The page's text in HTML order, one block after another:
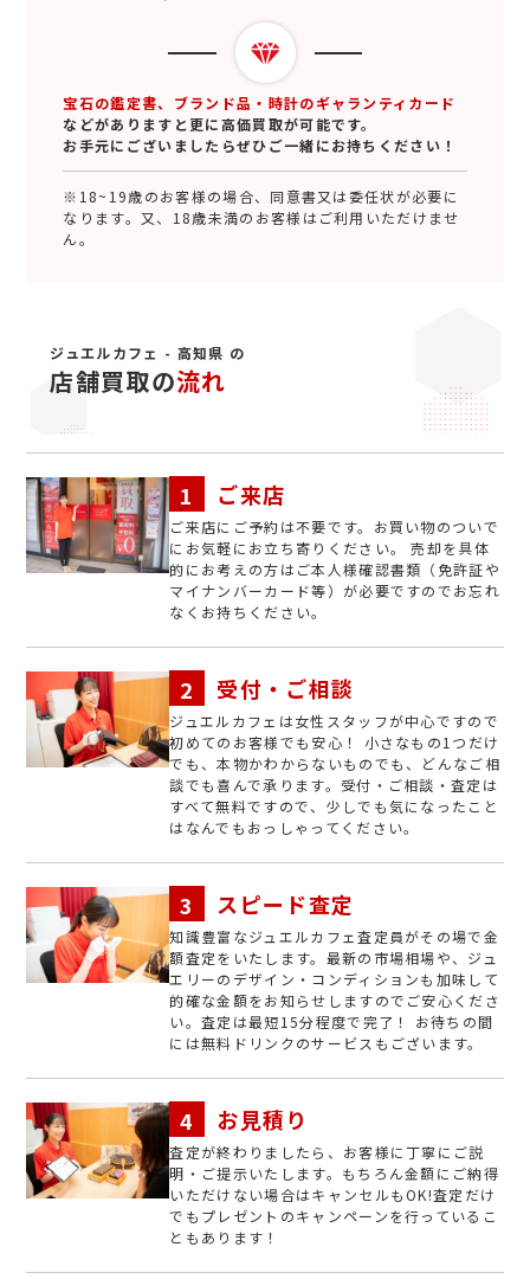
宝石の鑑定書、ブランド品・時計のギャランティカード
などがありますと更に高価買取が可能です。
お手元にございましたらぜひご一緒にお持ちください！
※18~19歳のお客様の場合、同意書又は委任状が必要に
なります。又、18歳未満のお客様はご利用いただけませ
ん。
ジュエルカフェ - 高知県 の
店舗買取の流れ
ご来店
ご来店にご予約は不要です。お買い物のついで
にお気軽にお立ち寄りください。 売却を具体
的にお考えの方はご本人様確認書類（免許証や
マイナンバーカード等）が必要ですのでお忘れ
なくお持ちください。
受付・ご相談
ジュエルカフェは女性スタッフが中心ですので
初めてのお客様でも安心！ 小さなもの1つだけ
でも、本物かわからないものでも、どんなご相
談でも喜んで承ります。受付・ご相談・査定は
すべて無料ですので、少しでも気になったこと
はなんでもおっしゃってください。
スピード査定
知識豊富なジュエルカフェ査定員がその場で金
額査定をいたします。最新の市場相場や、ジュ
エリーのデザイン・コンディションも加味して
的確な金額をお知らせしますのでご安心くださ
い。査定は最短15分程度で完了！ お待ちの間
には無料ドリンクのサービスもございます。
お見積り
査定が終わりましたら、お客様に丁寧にご説
明・ご提示いたします。もちろん金額にご納得
いただけない場合はキャンセルもOK!査定だけ
でもプレゼントのキャンペーンを行っているこ
ともあります！